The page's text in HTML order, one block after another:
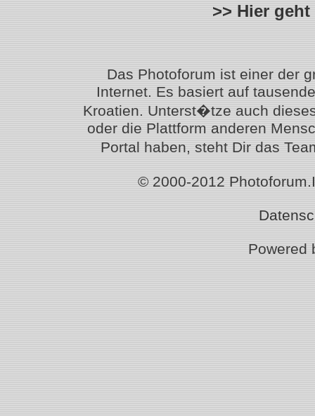
>> Hier
Das Photoforum ist einer der
Internet. Es basiert auf
Kroatien. Unterst�tze auch
oder die Plattform anderen
Portal haben, steht Dir das
© 2000-2012
Powered